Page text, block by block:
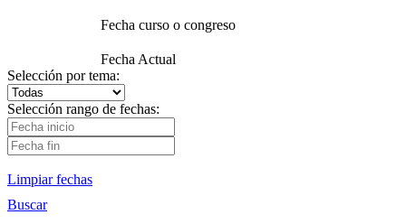
Fecha curso o congreso
Fecha Actual
Selección por tema:
Selección rango de fechas:
Limpiar fechas
Buscar